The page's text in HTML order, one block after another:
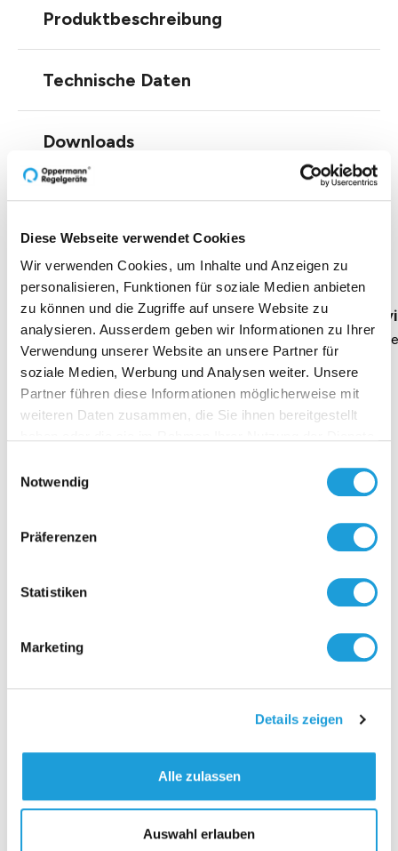
Diese Webseite verwendet Cookies
Wir verwenden Cookies, um Inhalte und Anzeigen zu
personalisieren, Funktionen für soziale Medien anbieten
zu können und die Zugriffe auf unsere Website zu
analysieren. Ausserdem geben wir Informationen zu Ihrer
Verwendung unserer Website an unsere Partner für
soziale Medien, Werbung und Analysen weiter. Unsere
Partner führen diese Informationen möglicherweise mit
weiteren Daten zusammen, die Sie ihnen bereitgestellt
Notwendig
Präferenzen
Statistiken
Marketing
Details zeigen
Alle zulassen
Auswahl erlauben
Produktbeschreibung
Technische Daten
Downloads
Einblicke zu 40 Jahren
Oppermann
Geschäftsführung Heike Dirmeier
Dauer 4 Minuten